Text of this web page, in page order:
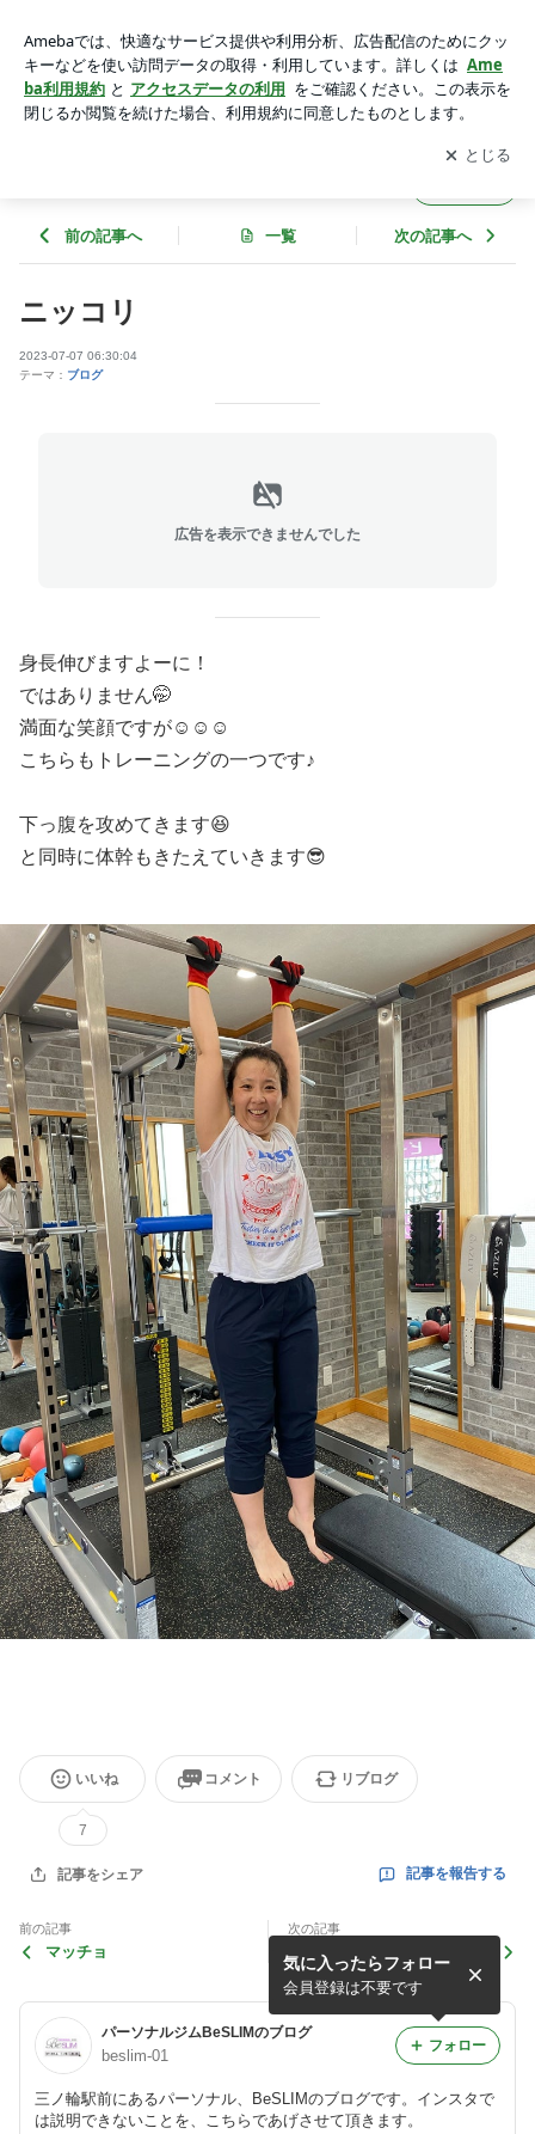
アプリをダウンロードして ブログの更新通知
を受け取りまし
ょう。
開く
前の記事へ 一覧 次の記事へ
ニッコリ
2023-07-07 06:30:04
テーマ： ブログ
広告を表示できませんでした
身長伸びますよーに！
ではありません🤭
満面な笑顔ですが☺️☺️☺️
こちらもトレーニングの一つです♪
下っ腹を攻めてきます😆
と同時に体幹もきたえていきます😎
いいね
7
コメント リブログ
記事をシェア 記事を報告する
前の記事
マッチョ
次の記事
パーソナルジムBeSLIMのブログ
beslim-01
三ノ輪駅前にあるパーソナル、BeSLIMのブログです。インスタで
は説明できないことを、こちらであげさせて頂きます。
気に入ったらフォロー
会員登録は不要です
フォロー